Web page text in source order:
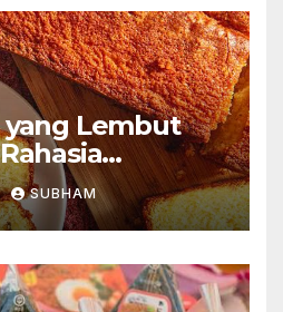
yang Lembut
Klasik yang
SUBHAM